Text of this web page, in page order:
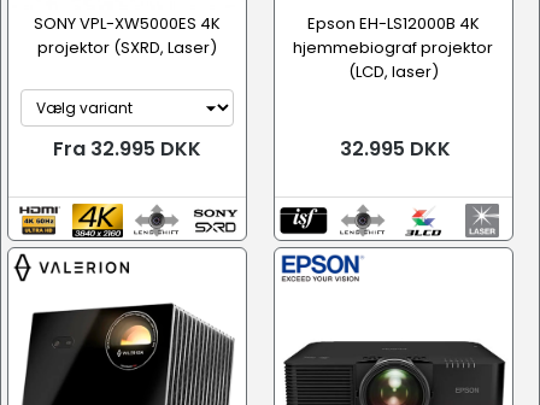
SONY VPL-XW5000ES 4K
projektor (SXRD, Laser)
Fra 32.995 DKK
Epson EH-LS12000B 4K
hjemmebiograf projektor
(LCD, laser)
32.995 DKK